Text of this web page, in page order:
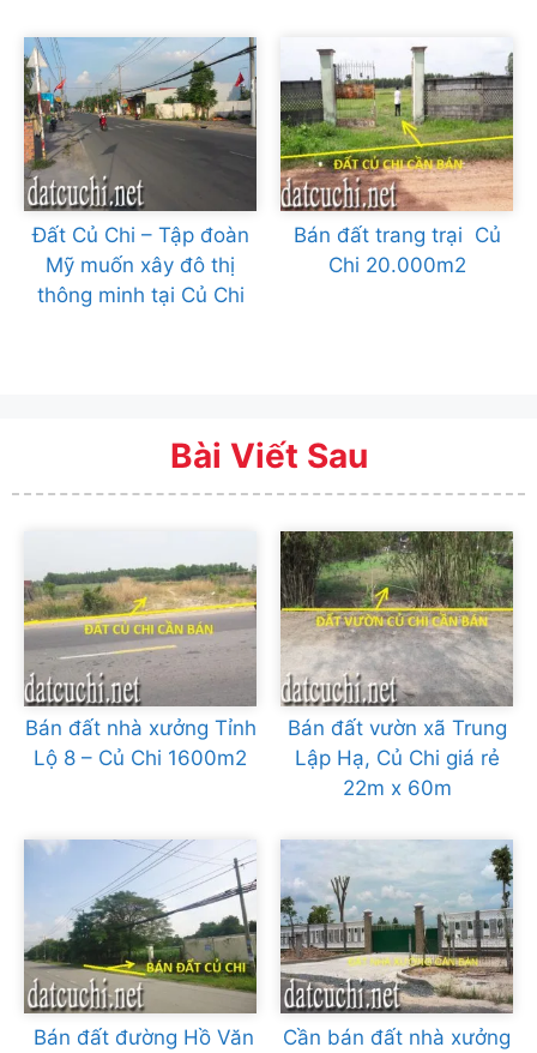
Đất Củ Chi – Tập đoàn
Mỹ muốn xây đô thị
thông minh tại Củ Chi
Bán đất trang trại Củ
Chi 20.000m2
Bài Viết Sau
Bán đất nhà xưởng Tỉnh
Lộ 8 – Củ Chi 1600m2
Bán đất vườn xã Trung
Lập Hạ, Củ Chi giá rẻ
22m x 60m
Bán đất đường Hồ Văn
Cần bán đất nhà xưởng